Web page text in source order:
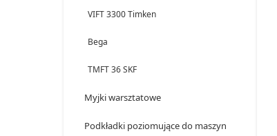
VIFT 3300 Timken
Bega
TMFT 36 SKF
Myjki warsztatowe
Podkładki poziomujące do maszyn